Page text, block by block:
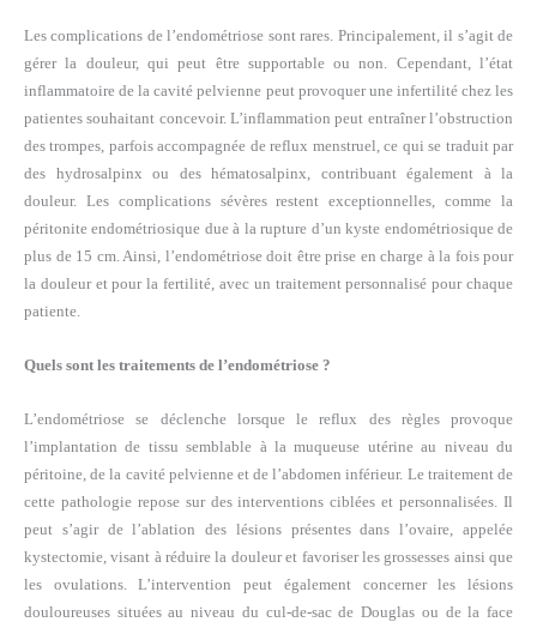
Les complications de l’endométriose sont rares. Principalement, il s’agit de
gérer la douleur, qui peut être supportable ou non. Cependant, l’état
inflammatoire de la cavité pelvienne peut provoquer une infertilité chez les
patientes souhaitant concevoir. L’inflammation peut entraîner l’obstruction
des trompes, parfois accompagnée de reflux menstruel, ce qui se traduit par
des hydrosalpinx ou des hématosalpinx, contribuant également à la
douleur. Les complications sévères restent exceptionnelles, comme la
péritonite endométriosique due à la rupture d’un kyste endométriosique de
plus de 15 cm. Ainsi, l’endométriose doit être prise en charge à la fois pour
la douleur et pour la fertilité, avec un traitement personnalisé pour chaque
patiente.
Quels sont les traitements de l’endométriose ?
L’endométriose se déclenche lorsque le reflux des règles provoque
l’implantation de tissu semblable à la muqueuse utérine au niveau du
péritoine, de la cavité pelvienne et de l’abdomen inférieur. Le traitement de
cette pathologie repose sur des interventions ciblées et personnalisées. Il
peut s’agir de l’ablation des lésions présentes dans l’ovaire, appelée
kystectomie, visant à réduire la douleur et favoriser les grossesses ainsi que
les ovulations. L’intervention peut également concerner les lésions
douloureuses situées au niveau du cul-de-sac de Douglas ou de la face